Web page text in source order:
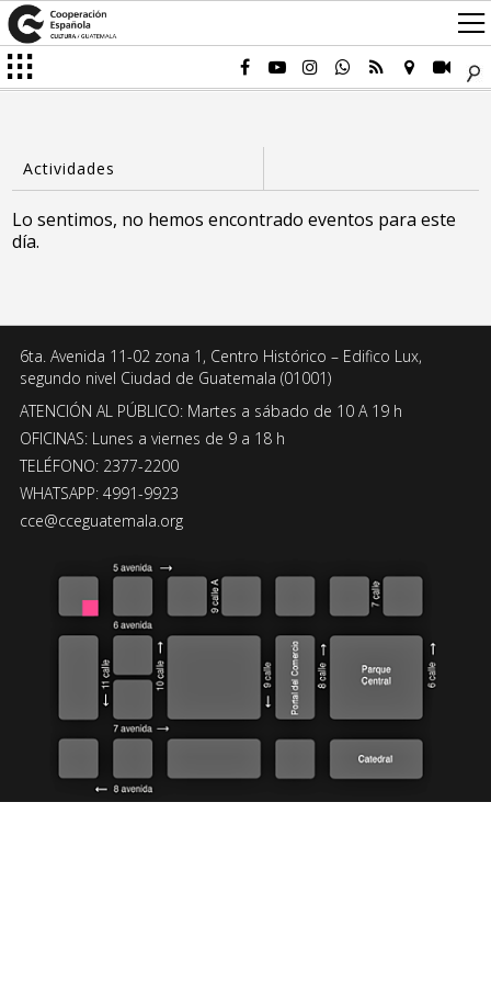
Lo sentimos, no hemos encontrado eventos para este
día.
6ta. Avenida 11-02 zona 1, Centro Histórico – Edifico Lux,
segundo nivel Ciudad de Guatemala (01001)
ATENCIÓN AL PÚBLICO: Martes a sábado de 10 A 19 h
OFICINAS: Lunes a viernes de 9 a 18 h
TELÉFONO: 2377-2200
WHATSAPP: 4991-9923
cce@cceguatemala.org